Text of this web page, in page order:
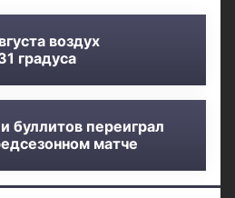
воздух
градуса
буллитов переиграл
матче